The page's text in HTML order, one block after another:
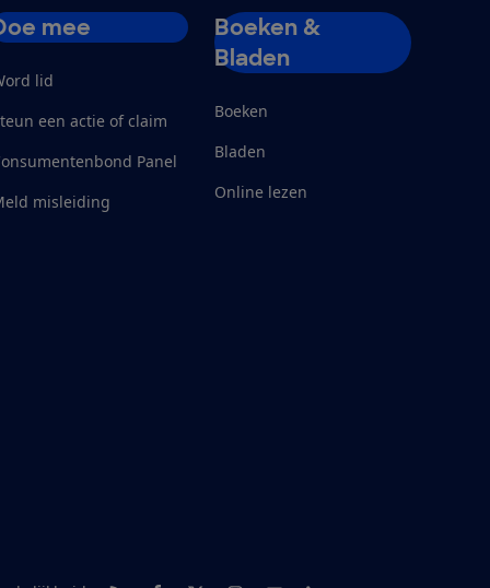
mee
lid
een actie of claim
Panel
misleiding
Boeken &
Bladen
Boeken
Bladen
Online lezen